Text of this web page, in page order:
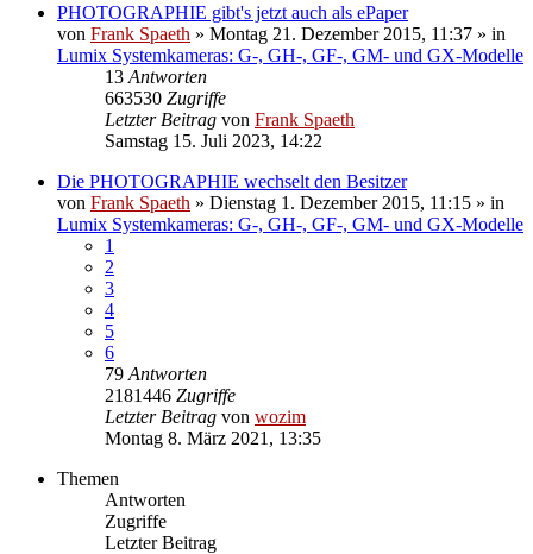
PHOTOGRAPHIE gibt's jetzt auch als ePaper
von Frank Spaeth » Montag 21. Dezember 2015, 11:37 » in
Lumix Systemkameras: G-, GH-, GF-, GM- und GX-Modelle
13 Antworten
663530 Zugriffe
Letzter Beitrag von Frank Spaeth
Samstag 15. Juli 2023, 14:22
Die PHOTOGRAPHIE wechselt den Besitzer
von Frank Spaeth » Dienstag 1. Dezember 2015, 11:15 » in
Lumix Systemkameras: G-, GH-, GF-, GM- und GX-Modelle
1
2
3
4
5
6
79 Antworten
2181446 Zugriffe
Letzter Beitrag von wozim
Montag 8. März 2021, 13:35
Themen
Antworten
Zugriffe
Letzter Beitrag